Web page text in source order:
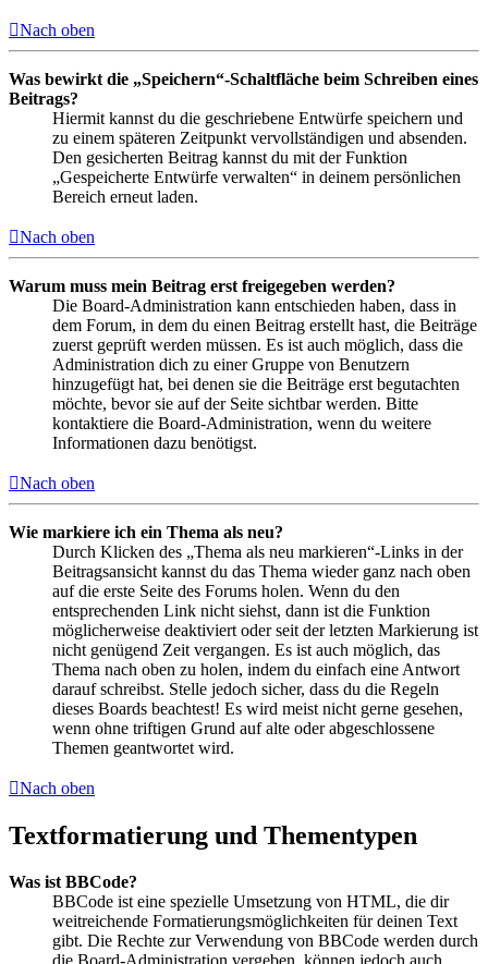
Nach oben
Was bewirkt die „Speichern“-Schaltfläche beim Schreiben eines
Beitrags?
Hiermit kannst du die geschriebene Entwürfe speichern und
zu einem späteren Zeitpunkt vervollständigen und absenden.
Den gesicherten Beitrag kannst du mit der Funktion
„Gespeicherte Entwürfe verwalten“ in deinem persönlichen
Bereich erneut laden.
Nach oben
Warum muss mein Beitrag erst freigegeben werden?
Die Board-Administration kann entschieden haben, dass in
dem Forum, in dem du einen Beitrag erstellt hast, die Beiträge
zuerst geprüft werden müssen. Es ist auch möglich, dass die
Administration dich zu einer Gruppe von Benutzern
hinzugefügt hat, bei denen sie die Beiträge erst begutachten
möchte, bevor sie auf der Seite sichtbar werden. Bitte
kontaktiere die Board-Administration, wenn du weitere
Informationen dazu benötigst.
Nach oben
Wie markiere ich ein Thema als neu?
Durch Klicken des „Thema als neu markieren“-Links in der
Beitragsansicht kannst du das Thema wieder ganz nach oben
auf die erste Seite des Forums holen. Wenn du den
entsprechenden Link nicht siehst, dann ist die Funktion
möglicherweise deaktiviert oder seit der letzten Markierung ist
nicht genügend Zeit vergangen. Es ist auch möglich, das
Thema nach oben zu holen, indem du einfach eine Antwort
darauf schreibst. Stelle jedoch sicher, dass du die Regeln
dieses Boards beachtest! Es wird meist nicht gerne gesehen,
wenn ohne triftigen Grund auf alte oder abgeschlossene
Themen geantwortet wird.
Nach oben
Textformatierung und Thementypen
Was ist BBCode?
BBCode ist eine spezielle Umsetzung von HTML, die dir
weitreichende Formatierungsmöglichkeiten für deinen Text
gibt. Die Rechte zur Verwendung von BBCode werden durch
die Board-Administration vergeben, können jedoch auch